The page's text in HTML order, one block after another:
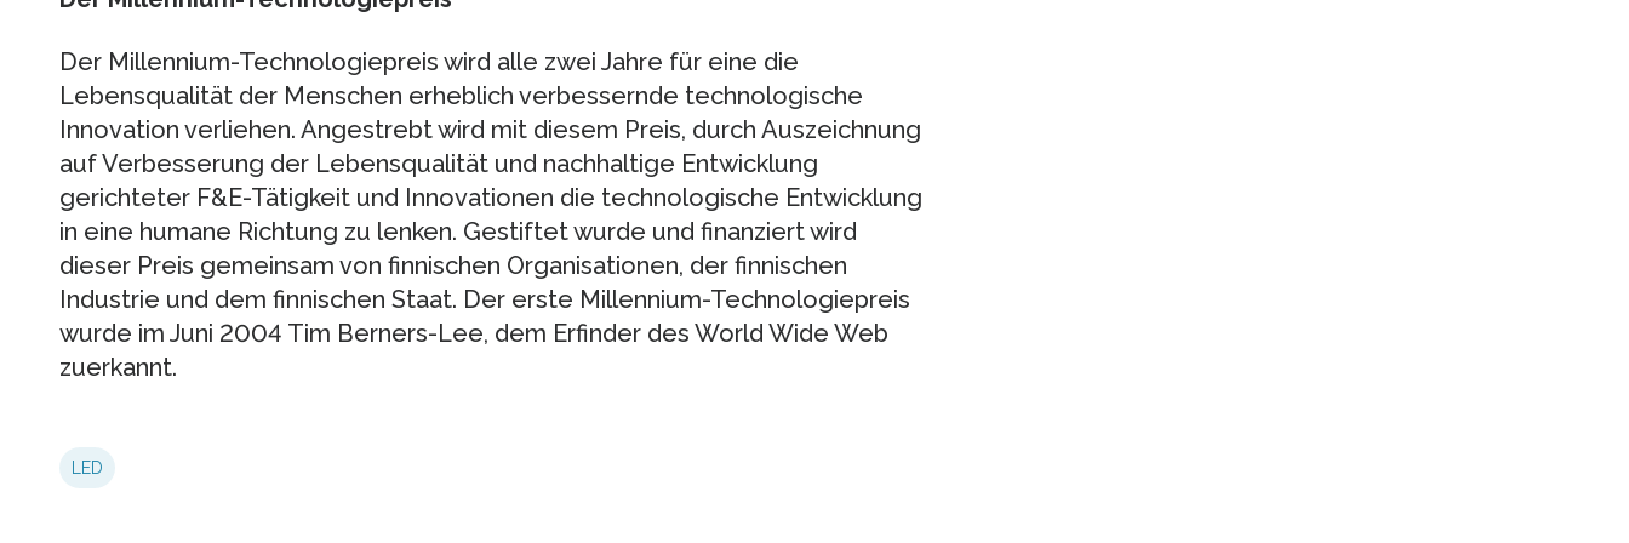
Der Millennium-Technologiepreis wird alle zwei Jahre für eine die
Lebensqualität der Menschen erheblich verbessernde technologische
Innovation verliehen. Angestrebt wird mit diesem Preis, durch Auszeichnung
auf Verbesserung der Lebensqualität und nachhaltige Entwicklung
gerichteter F&E-Tätigkeit und Innovationen die technologische Entwicklung
in eine humane Richtung zu lenken. Gestiftet wurde und finanziert wird
dieser Preis gemeinsam von finnischen Organisationen, der finnischen
Industrie und dem finnischen Staat. Der erste Millennium-Technologiepreis
wurde im Juni 2004 Tim Berners-Lee, dem Erfinder des World Wide Web
zuerkannt.
LED